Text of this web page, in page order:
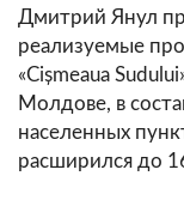
Дмитрий Янул
реализуемые
«Cișmeaua
Молдове, в
населенных
расширился до